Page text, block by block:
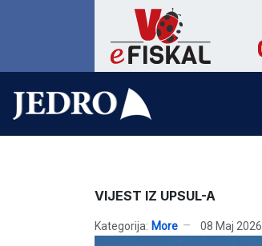
VIJEST IZ UPSUL-A
Kategorija: More 08 Maj 2026